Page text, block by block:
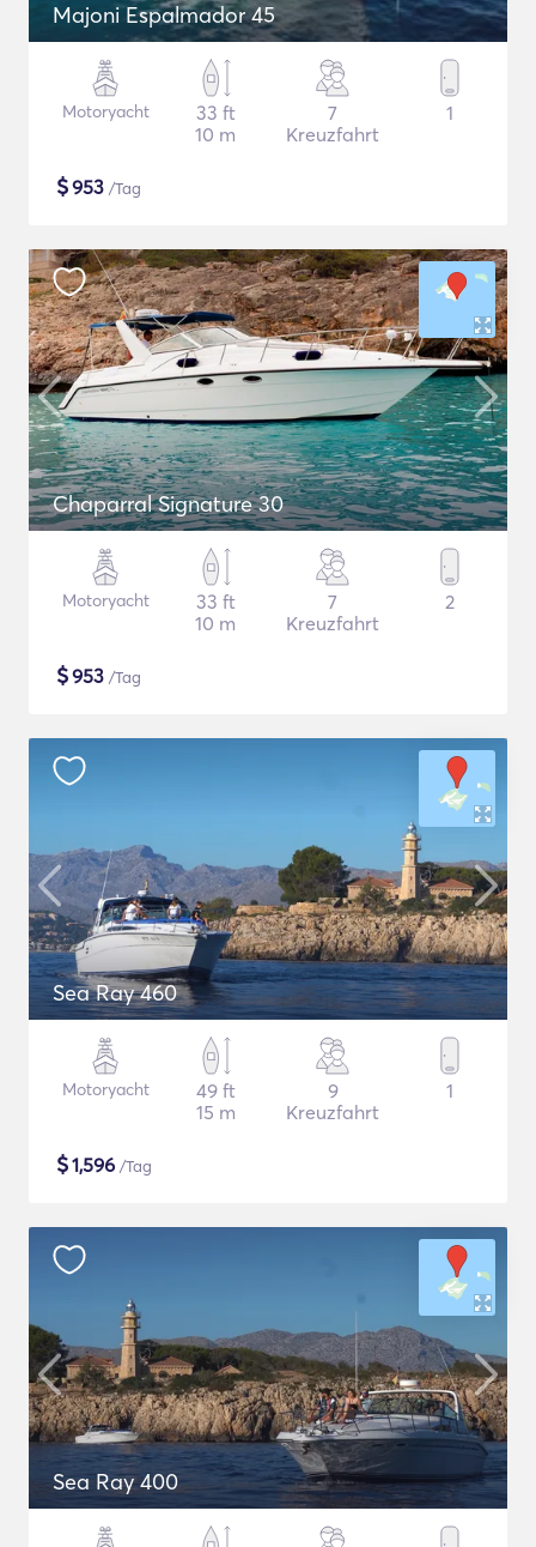
Majoni Espalmador 45
Motoryacht
33 ft
10 m
7
Kreuzfahrt
1
$953 /Tag
Chaparral Signature 30
Motoryacht
33 ft
10 m
7
Kreuzfahrt
2
$953 /Tag
Sea Ray 460
Motoryacht
49 ft
15 m
9
Kreuzfahrt
1
$1,596 /Tag
Sea Ray 400